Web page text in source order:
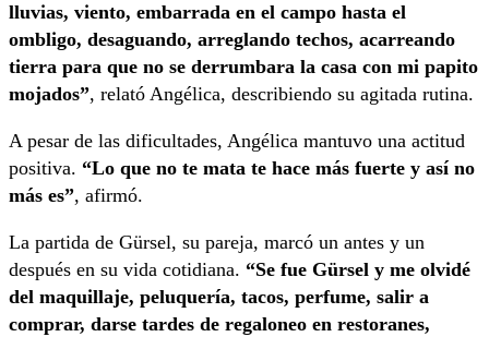
lluvias, viento, embarrada en el campo hasta el
ombligo, desaguando, arreglando techos, acarreando
tierra para que no se derrumbara la casa con mi papito
mojados”, relató Angélica, describiendo su agitada rutina.
A pesar de las dificultades, Angélica mantuvo una actitud
positiva. “Lo que no te mata te hace más fuerte y así no
más es”, afirmó.
La partida de Gürsel, su pareja, marcó un antes y un
después en su vida cotidiana. “Se fue Gürsel y me olvidé
del maquillaje, peluquería, tacos, perfume, salir a
comprar, darse tardes de regaloneo en restoranes,